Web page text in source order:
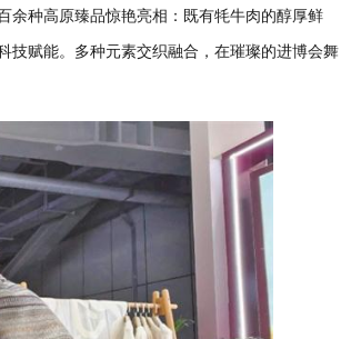
余种高原臻品惊艳亮相：既有牦牛肉的醇厚鲜
技赋能。多种元素交织融合，在璀璨的进博会舞